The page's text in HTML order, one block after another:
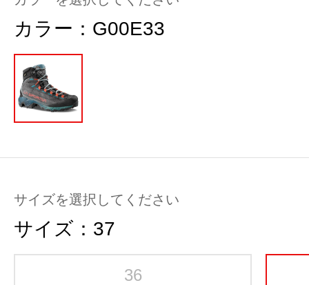
カラー： G00E33
サイズを選択してください
サイズ： 37
36